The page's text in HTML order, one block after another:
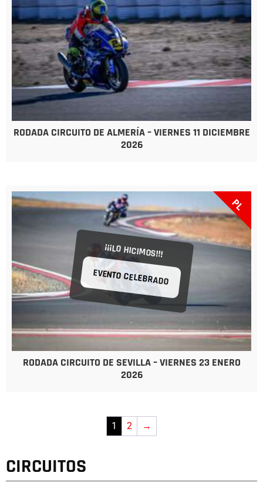
RODADA CIRCUITO DE ALMERÍA – VIERNES 11 DICIEMBRE
2026
¡¡¡LO HICIMOS!!!
EVENTO CELEBRADO
PL
RODADA CIRCUITO DE SEVILLA – VIERNES 23 ENERO
2026
1 2 →
CIRCUITOS